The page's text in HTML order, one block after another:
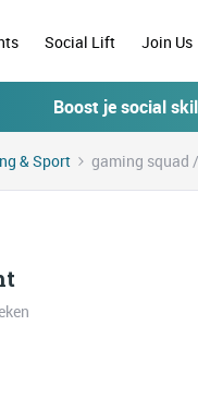
Social Lift Join Us
Boost je social
& Sport gaming squad